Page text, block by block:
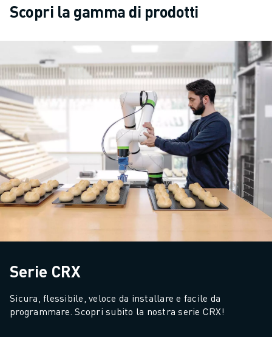
Scopri la gamma di prodotti
Serie CRX
Sicura, flessibile, veloce da installare e facile da
programmare. Scopri subito la nostra serie CRX!